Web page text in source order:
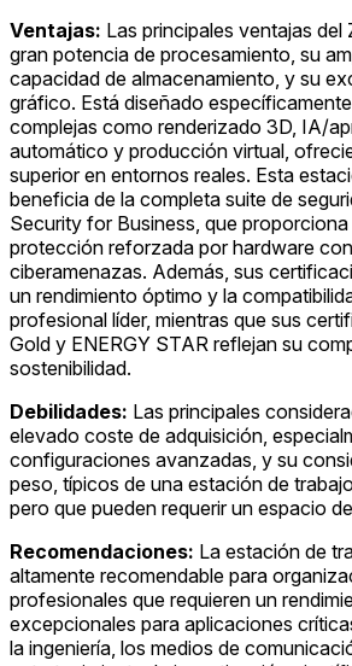
Ventajas: Las principales ventajas del
gran potencia de procesamiento, su
capacidad de almacenamiento, y su
gráfico. Está diseñado
complejas como renderizado 3D, IA/
automático y producción virtual,
superior en entornos reales. Esta
beneficia de la completa suite de
Security for Business, que
protección reforzada por hardware
ciberamenazas. Además, sus
un rendimiento óptimo y la
profesional líder, mientras que sus
Gold y ENERGY STAR reflejan su
sostenibilidad.
Debilidades: Las principales
elevado coste de adquisición,
configuraciones avanzadas, y su
peso, típicos de una estación de
pero que pueden requerir un espacio
Recomendaciones: La estación de
altamente recomendable para
profesionales que requieren un
excepcionales para aplicaciones
la ingeniería, los medios de